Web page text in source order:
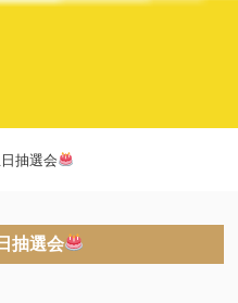
抽選会
抽選会